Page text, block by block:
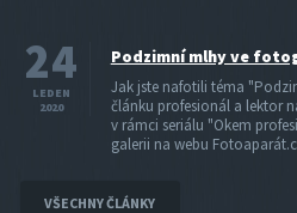
24
LEDEN
2020
Podzimní mlhy ve
Jak jste nafotili téma
článku profesionál a lektor
v rámci seriálu "Okem
galerii na webu
VŠECHNY ČLÁNKY